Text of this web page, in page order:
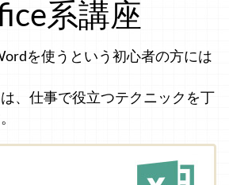
系講座
を使うという初心者の方には
、仕事で役立つテクニックを丁